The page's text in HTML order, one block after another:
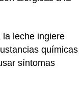
la leche ingiere
químicas
síntomas